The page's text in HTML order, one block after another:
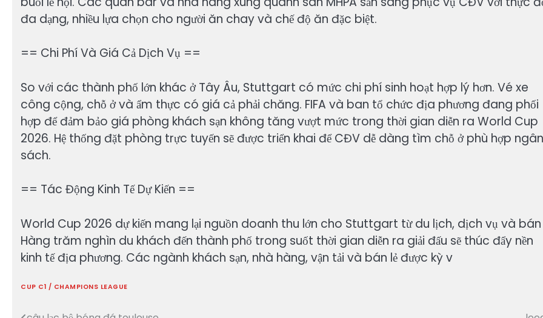
đa dạng, nhiều lựa chọn cho người ăn chay và chế độ ăn đặc biệt.
== Chi Phí Và Giá Cả Dịch Vụ ==
So với các thành phố lớn khác ở Tây Âu, Stuttgart có mức chi phí sinh hoạt hợp lý hơn. Vé xe
công cộng, chỗ ở và ẩm thực có giá cả phải chăng. FIFA và ban tổ chức địa phương đang phối
hợp để đảm bảo giá phòng khách sạn không tăng vượt mức trong thời gian diễn ra World Cup
2026. Hệ thống đặt phòng trực tuyến sẽ được triển khai để CĐV dễ dàng tìm chỗ ở phù hợp ngân
sách.
== Tác Động Kinh Tế Dự Kiến ==
World Cup 2026 dự kiến mang lại nguồn doanh thu lớn cho Stuttgart từ du lịch, dịch vụ và bán
Hàng trăm nghìn du khách đến thành phố trong suốt thời gian diễn ra giải đấu sẽ thúc đẩy nền
kinh tế địa phương. Các ngành khách sạn, nhà hàng, vận tải và bán lẻ được kỳ v
CUP C1 / CHAMPIONS LEAGUE